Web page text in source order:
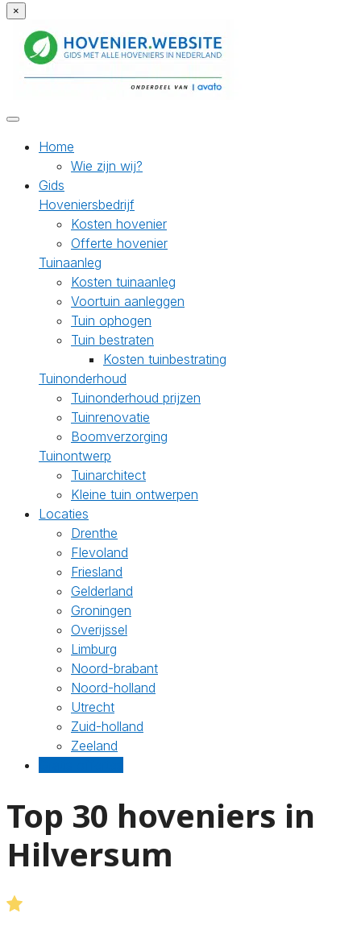
×
Home
Wie zijn wij?
Gids
Hoveniersbedrijf
Kosten hovenier
Offerte hovenier
Tuinaanleg
Kosten tuinaanleg
Voortuin aanleggen
Tuin ophogen
Tuin bestraten
Kosten tuinbestrating
Tuinonderhoud
Tuinonderhoud prijzen
Tuinrenovatie
Boomverzorging
Tuinontwerp
Tuinarchitect
Kleine tuin ontwerpen
Locaties
Drenthe
Flevoland
Friesland
Gelderland
Groningen
Overijssel
Limburg
Noord-brabant
Noord-holland
Utrecht
Zuid-holland
Zeeland
Top 30 hoveniers in
Hilversum